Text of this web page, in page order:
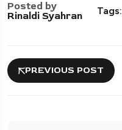
Posted by
Rinaldi Syahran
Tags:
PREVIOUS POST